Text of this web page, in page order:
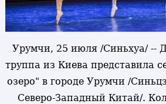
Урумчи, 25 июля /Синьхуа/ --
труппа из Киева представила
озеро" в городе Урумчи /
Северо-Западный Китай/.